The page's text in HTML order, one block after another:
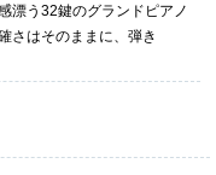
漂う32鍵のグランドピアノ
さはそのままに、弾き